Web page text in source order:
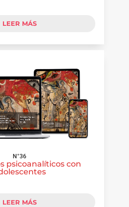
LEER MÁS
N°36
psicoanalíticos con
LEER MÁS